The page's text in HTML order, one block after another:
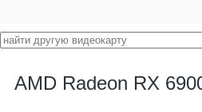
AMD Radeon RX